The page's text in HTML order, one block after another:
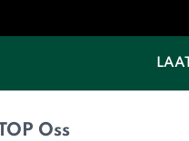
TOP Oss